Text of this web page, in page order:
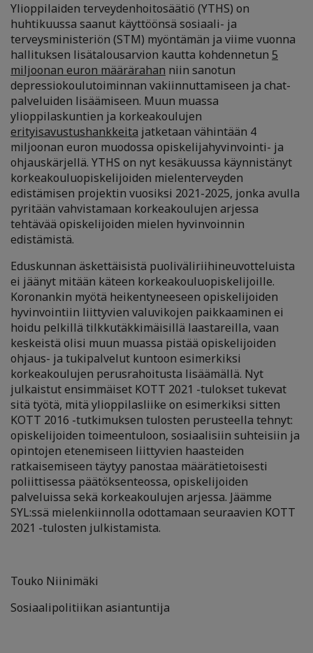
Ylioppilaiden terveydenhoitosäätiö (YTHS) on
huhtikuussa saanut käyttöönsä sosiaali- ja
terveysministeriön (STM) myöntämän ja viime vuonna
hallituksen lisätalousarvion kautta kohdennetun 5
miljoonan euron määrärahan niin sanotun
depressiokoulutoiminnan vakiinnuttamiseen ja chat-
palveluiden lisäämiseen. Muun muassa
ylioppilaskuntien ja korkeakoulujen
erityisavustushankkeita jatketaan vähintään 4
miljoonan euron muodossa opiskelijahyvinvointi- ja
ohjauskärjellä. YTHS on nyt kesäkuussa käynnistänyt
korkeakouluopiskelijoiden mielenterveyden
edistämisen projektin vuosiksi 2021-2025, jonka avulla
pyritään vahvistamaan korkeakoulujen arjessa
tehtävää opiskelijoiden mielen hyvinvoinnin
edistämistä.
Eduskunnan äskettäisistä puoliväliriihineuvotteluista
ei jäänyt mitään käteen korkeakouluopiskelijoille.
Koronankin myötä heikentyneeseen opiskelijoiden
hyvinvointiin liittyvien valuvikojen paikkaaminen ei
hoidu pelkillä tilkkutäkkimäisillä laastareilla, vaan
keskeistä olisi muun muassa pistää opiskelijoiden
ohjaus- ja tukipalvelut kuntoon esimerkiksi
korkeakoulujen perusrahoitusta lisäämällä. Nyt
julkaistut ensimmäiset KOTT 2021 -tulokset tukevat
sitä työtä, mitä ylioppilasliike on esimerkiksi sitten
KOTT 2016 -tutkimuksen tulosten perusteella tehnyt:
opiskelijoiden toimeentuloon, sosiaalisiin suhteisiin ja
opintojen etenemiseen liittyvien haasteiden
ratkaisemiseen täytyy panostaa määrätietoisesti
poliittisessa päätöksenteossa, opiskelijoiden
palveluissa sekä korkeakoulujen arjessa. Jäämme
SYL:ssä mielenkiinnolla odottamaan seuraavien KOTT
2021 -tulosten julkistamista.
Touko Niinimäki
Sosiaalipolitiikan asiantuntija